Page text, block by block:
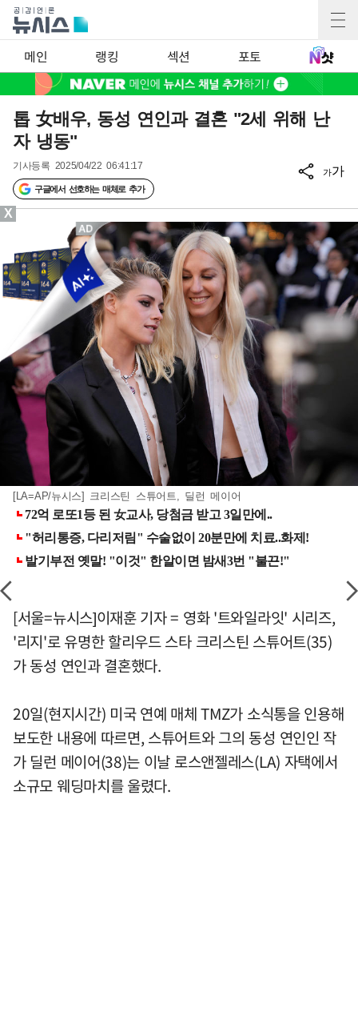
메인 랭킹 섹션 포토
톱 女배우, 동성 연인과 결혼 "2세 위해 난
자 냉동"
기사등록 2025/04/22 06:41:17
구글에서 선호하는 매체로 추가
가가
[LA=AP/뉴시스] 크리스틴 스튜어트, 딜런 메이어
[서울=뉴시스]이재훈 기자 = 영화 '트와일라잇' 시리즈,
'리지'로 유명한 할리우드 스타 크리스틴 스튜어트(35)
가 동성 연인과 결혼했다.
20일(현지시간) 미국 연예 매체 TMZ가 소식통을 인용해
보도한 내용에 따르면, 스튜어트와 그의 동성 연인인 작
가 딜런 메이어(38)는 이날 로스앤젤레스(LA) 자택에서
소규모 웨딩마치를 울렸다.
X